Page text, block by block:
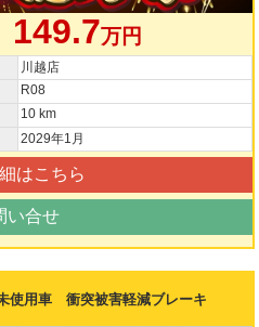
149.7万円
川越店
R08
10 km
2029年1月
はこちら
い合せ
使用車 衝突被害軽減ブレーキ